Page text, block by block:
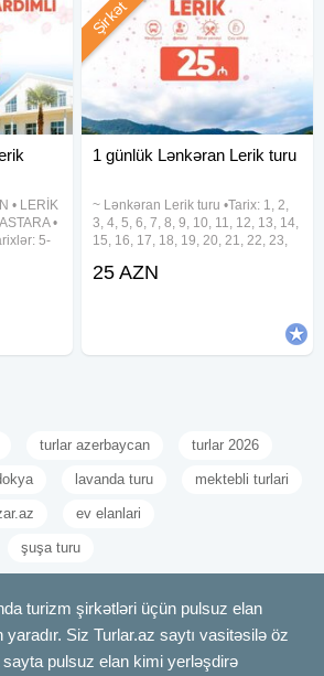
• LERİK
•
5-
1 günlük Lənkəran Lerik turu
~ Lənkəran Lerik turu •Tarix: 1, 2,
3, 4, 5, 6, 7, 8, 9, 10, 11, 12, 13, 14,
15, 16, 17, 18, 19, 20, 21, 22, 23,
Avqust •Qiymət: •Ekonom Paket:
Şirkət
25 AZN
turlar azerbaycan turlar 2026
lavanda turu mektebli turlari
ev elanlari
şuşa turu
turizm şirkətləri üçün pulsuz elan
Siz Turlar.az saytı vasitəsilə öz
sayta pulsuz elan kimi yerləşdirə